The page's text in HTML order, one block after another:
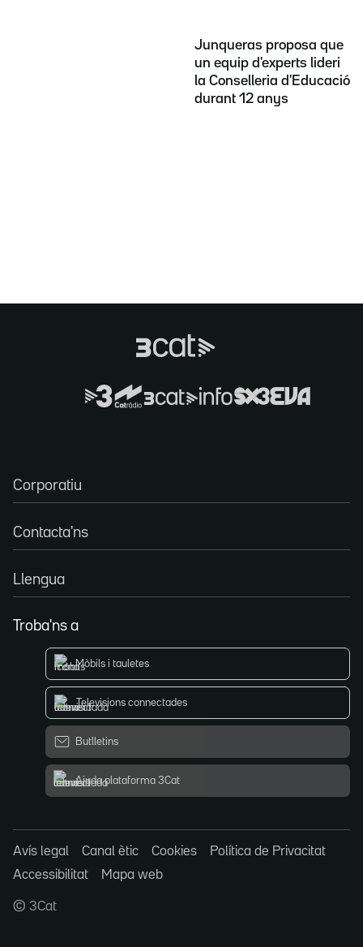
Junqueras proposa que
un equip d'experts lideri
la Conselleria d'Educació
durant 12 anys
Corporatiu
Contacta'ns
Llengua
Troba'ns a
Mòbils i tauletes
Televisions connectades
Butlletins
Ajuda plataforma 3Cat
Avís legal Canal ètic Cookies
Política de Privacitat
Accessibilitat
Mapa web
© 3Cat